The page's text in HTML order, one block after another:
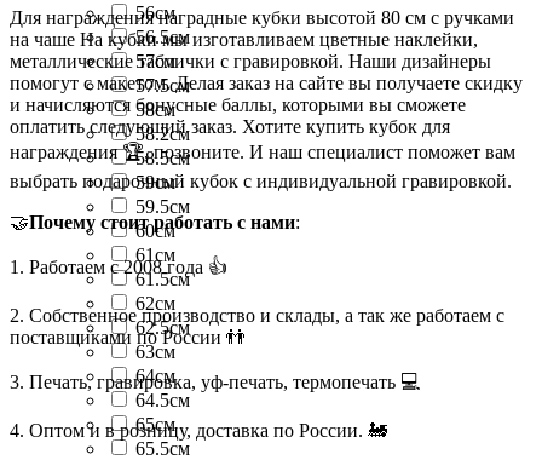
56см
56.5см
57см
57.5см
58см
58.2см
58.5см
59см
59.5см
60см
61см
61.5см
62см
62.5см
63см
64см
64.5см
65см
65.5см
Для награждения наградные кубки высотой 80 см с ручками
на чаше На кубки мы изготавливаем цветные наклейки,
металлические таблички с гравировкой. Наши дизайнеры
помогут с макетом. Делая заказ на сайте вы получаете скидку
и начисляются бонусные баллы, которыми вы сможете
оплатить следующий заказ. Хотите купить кубок для
награждения 🏆, позвоните. И наш специалист поможет вам
выбрать подарочный кубок с индивидуальной гравировкой.
🤝Почему стоит работать с нами:
1. Работаем с 2008 года 👍
2. Собственное производство и склады, а так же работаем с
поставщиками по России 👬
3. Печать, гравировка, уф-печать, термопечать 💻
4. Оптом и в розницу, доставка по России. 🚂